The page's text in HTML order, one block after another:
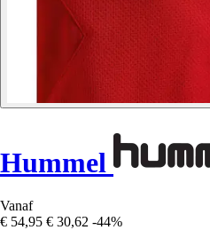
Hummel
Vanaf
€ 54,95 € 30,62 -44%